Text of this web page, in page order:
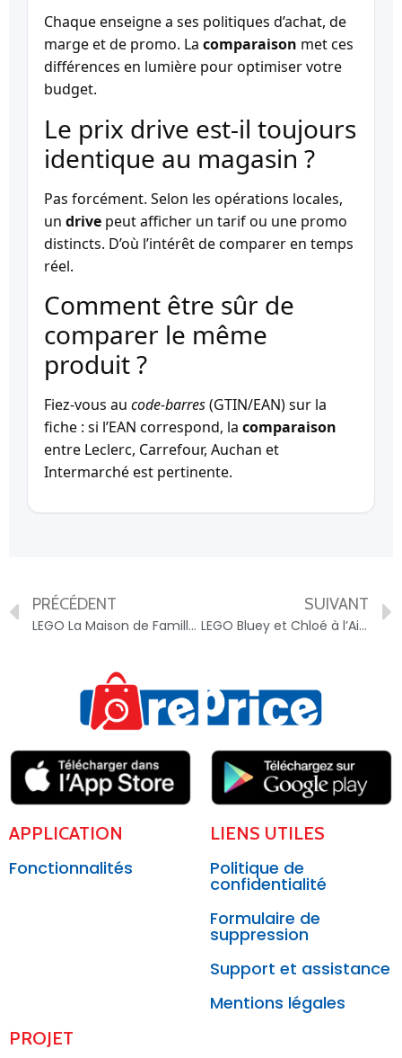
Chaque enseigne a ses politiques d’achat, de
marge et de promo. La comparaison met ces
différences en lumière pour optimiser votre
budget.
Le prix drive est-il toujours
identique au magasin ?
Pas forcément. Selon les opérations locales,
un drive peut afficher un tarif ou une promo
distincts. D’où l’intérêt de comparer en temps
réel.
Comment être sûr de
comparer le même
produit ?
Fiez-vous au code-barres(GTIN/EAN) sur la
fiche : si l’EAN correspond, la comparaison
entre Leclerc, Carrefour, Auchan et
Intermarché est pertinente.
PRÉCÉDENT
LEGO La Maison de Famille de Bluey 11203 LEGO – 5702017813448
SUIVANT
LEGO Bluey et Chloé à l’Aire de Jeux – Jeu Créatif 4 ans 11201 LEGO – 5702017813424
APPLICATION
Fonctionnalités
LIENS UTILES
Politique de
confidentialité
Formulaire de
suppression
Support et assistance
Mentions légales
PROJET